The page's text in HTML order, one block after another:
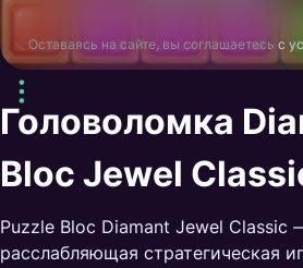
Оставаясь на сайте, вы соглашаетесь с
Головоломка
Bloc Jewel
Puzzle Bloc Diamant Jewel Classic
расслабляющая стратегическая